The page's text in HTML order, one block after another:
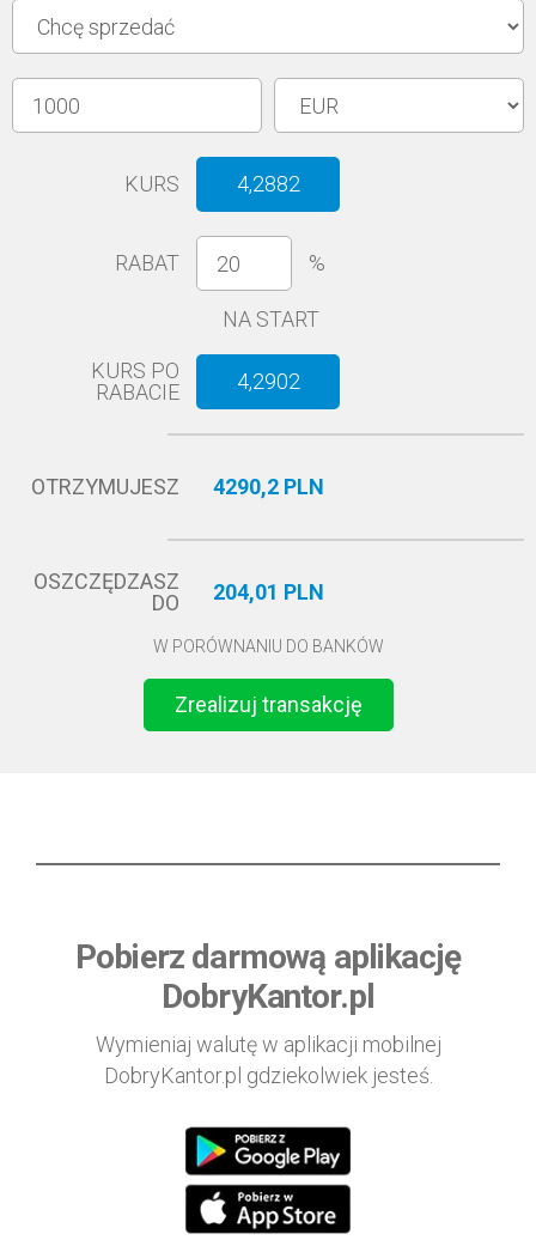
KURS 4,2882
RABAT %
NA START
KURS PO
RABACIE
4,2902
OTRZYMUJESZ 4290,2 PLN
OSZCZĘDZASZ
DO
204,01 PLN
W PORÓWNANIU DO BANKÓW
Zrealizuj transakcję
Pobierz darmową aplikację
DobryKantor.pl
Wymieniaj walutę w aplikacji mobilnej
DobryKantor.pl gdziekolwiek jesteś.